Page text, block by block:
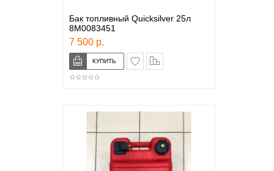
Бак топливный Quicksilver 25л
8M0083451
7 500 р.
в закладки